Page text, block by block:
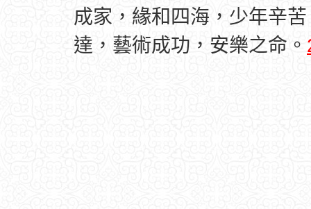
成家，緣和四海，少年辛
達，藝術成功，安樂之命。